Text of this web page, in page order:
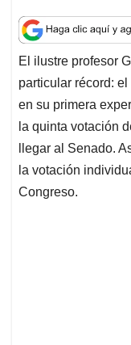
a
t
s
A
p
p
c
e
b
o
o
k
n
k
e
d
I
n
El ilustre profesor
particular récord:
en su primera
la quinta votación
llegar al Senado.
la votación
Congreso.